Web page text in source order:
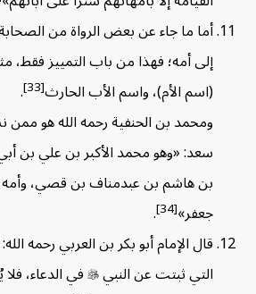
أما ما جاء عن بعض الرواة من الصحابة
إلى أمه؛ فهذا من باب التمييز فقط،
(اسم الأم)، واسم الأب الحارث[33]
.
ومحمد بن الحنفية رحمه الله هو ممن
سعد: «وهو محمد الأكبر بن علي بن
بن هاشم بن عبدمناف بن قصي، وأمه
جعفر»[34]
.
قال الإمام أبو بكر بن العربي رحمه الله:
التي ثبتت عن النبيفي الدعاء، فلا